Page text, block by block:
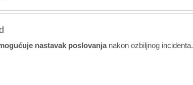
nastavak poslovanjanakon ozbiljnog incidenta.